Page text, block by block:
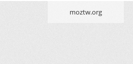
moztw.org